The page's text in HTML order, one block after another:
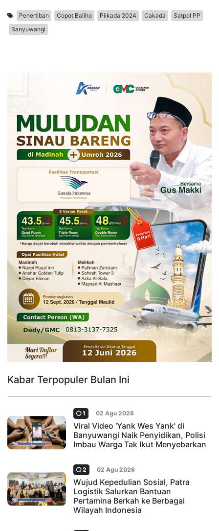
Penertiban Copot Baliho Pilkada 2024 Cakada
Satpol PP
Banyuwangi
Kabar Terpopuler Bulan Ini
1 02 Agu 2026
Viral Video 'Yank Wes Yank' di
Banyuwangi Naik Penyidikan, Polisi
Imbau Warga Tak Ikut Menyebarkan
2 02 Agu 2026
Wujud Kepedulian Sosial, Patra
Logistik Salurkan Bantuan
Pertamina Berkah ke Berbagai
Wilayah Indonesia